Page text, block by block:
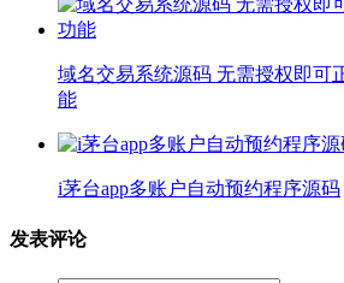
域名交易系统源码 无需授权即可
能
i茅台app多账户自动预约程序源码
发表评论